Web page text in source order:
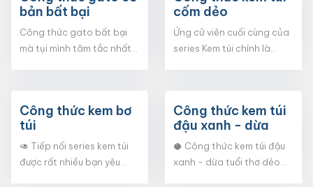
bản bất bại
Công thức gato bất bại
mà tụi mình tâm tắc nhất
fanpage tại Facebook
trong series bài học 0đ, cả
nhà chỉ cần mở bài học và
vào bếp để chinh phục
cốm dẻo
Ứng cử viên cuối cùng của
series Kem túi chính là
thêm hạt cốm mềm nên cả
nhà nhất định phải thử nhé
❤️
Công thức kem bơ
túi
🥑 Tiếp nối series kem túi
được rất nhiều bạn yêu
Công thức kem túi
đậu xanh - dừa
🥥 Công thức kem túi đậu
xanh - dừa tuổi thơ dẻo